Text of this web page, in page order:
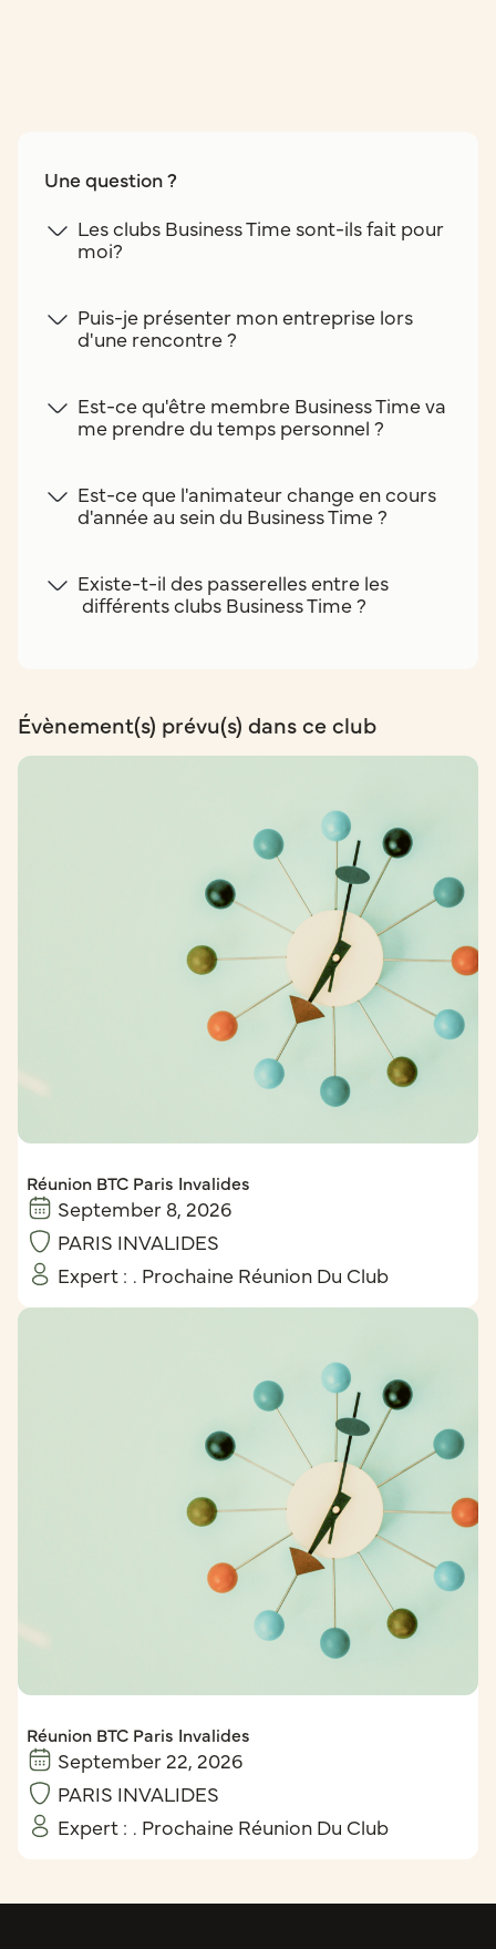
Une question ?
Les clubs Business Time sont-ils fait pour
moi?
Puis-je présenter mon entreprise lors
d'une rencontre ?
Est-ce qu'être membre Business Time va
me prendre du temps personnel ?
Est-ce que l'animateur change en cours
d'année au sein du Business Time ?
Existe-t-il des passerelles entre les
différents clubs Business Time ?
Évènement(s) prévu(s) dans ce club
Réunion BTC Paris Invalides
September 8, 2026
PARIS INVALIDES
Expert : . Prochaine Réunion Du Club
Réunion BTC Paris Invalides
September 22, 2026
PARIS INVALIDES
Expert : . Prochaine Réunion Du Club